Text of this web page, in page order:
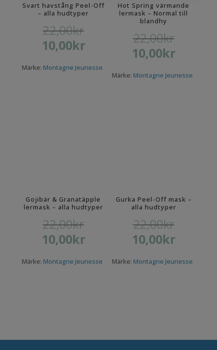
Svart havstång Peel-Off
– alla hudtyper
22,00krDet
ursprungliga
var:
10,00krDet
priset
Märke: Montagne Jeunesse
Hot Spring värmande
lermask – Normal till
blandhy
22,00krDet
ursprungliga
var:
10,00krDet
priset
Märke: Montagne Jeunesse
Gojibär & Granatäpple
lermask – alla hudtyper
22,00krDet
ursprungliga
var:
10,00krDet
priset
Märke: Montagne Jeunesse
Gurka Peel-Off mask –
alla hudtyper
22,00krDet
ursprungliga
var:
10,00krDet
priset
Märke: Montagne Jeunesse